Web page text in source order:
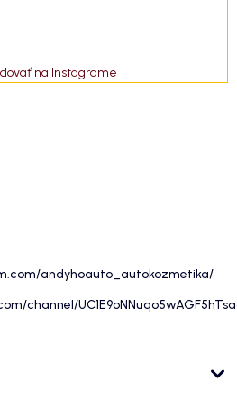
na Instagrame
andyhoauto_autokozmetika/
channel/